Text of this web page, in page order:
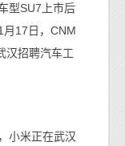
型SU7上市后
月17日，CNM
汉招聘汽车工
小米正在武汉